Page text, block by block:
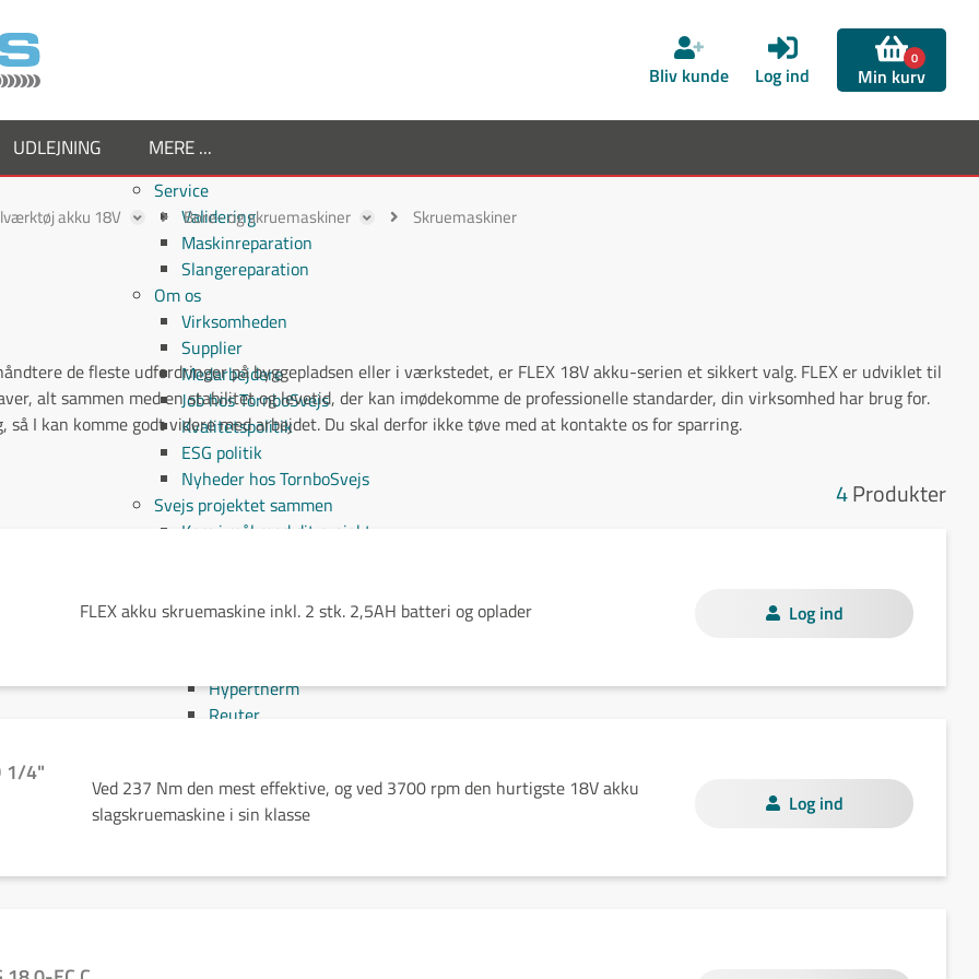
Bliv kunde Log ind
0
Min kurv
UDLEJNING MERE ...
Service
Validering
Maskinreparation
Slangereparation
Om os
Virksomheden
Supplier
Medarbejdere
Job hos TornboSvejs
Kvalitetspolitik
ESG politik
Nyheder hos TornboSvejs
Svejs projektet sammen
Kom i mål med dit projekt
Fliess
Hypertherm
Reuter
Kontakt
akku 18V Bore- og skruemaskiner Skruemaskiner
de fleste udfordringer på byggepladsen eller i værkstedet, er FLEX 18V akku-serien et sikkert valg. FLEX er udviklet til
alt sammen med en stabilitet og levetid, der kan imødekomme de professionelle standarder, din virksomhed har brug for.
I kan komme godt videre med arbejdet. Du skal derfor ikke tøve med at kontakte os for sparring.
4Produkter
FLEX akku skruemaskine inkl. 2 stk. 2,5AH batteri og oplader Log ind
1/4"
Ved 237 Nm den mest effektive, og ved 3700 rpm den hurtigste 18V akku
slagskruemaskine i sin klasse
Log ind